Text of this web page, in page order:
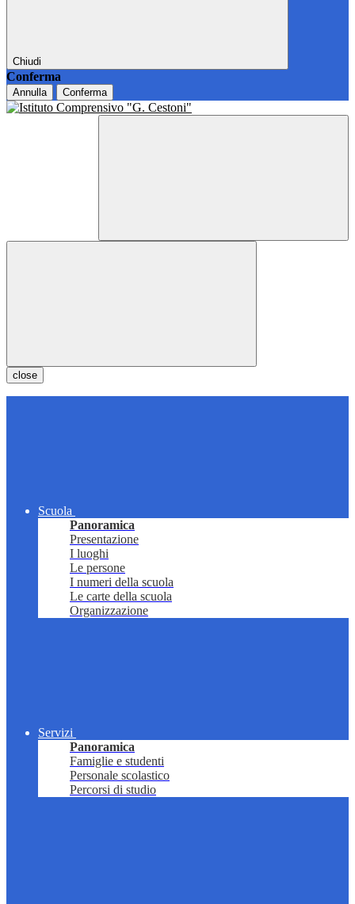
Chiudi
Conferma
Annulla Conferma
close
Scuola
Panoramica
Presentazione
I luoghi
Le persone
I numeri della scuola
Le carte della scuola
Organizzazione
Servizi
Panoramica
Famiglie e studenti
Personale scolastico
Percorsi di studio